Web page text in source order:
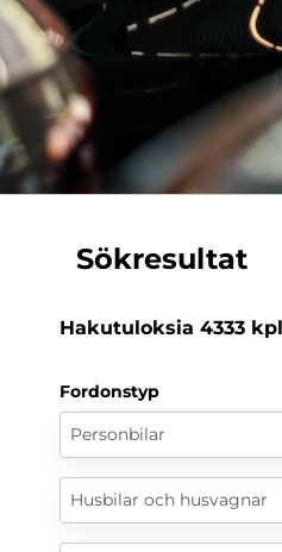
Sökresultat
Hakutuloksia 4333 kpl
Fordonstyp
Personbilar
Husbilar och husvagnar